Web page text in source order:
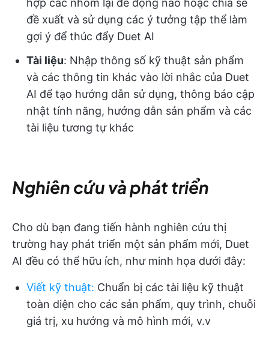
hợp các nhóm lại để động não hoặc chia sẻ
đề xuất và sử dụng các ý tưởng tập thể làm
gợi ý để thúc đẩy Duet AI
Tài liệu: Nhập thông số kỹ thuật sản phẩm
và các thông tin khác vào lời nhắc của Duet
AI để tạo hướng dẫn sử dụng, thông báo cập
nhật tính năng, hướng dẫn sản phẩm và các
tài liệu tương tự khác
Nghiên cứu và phát triển
Cho dù bạn đang tiến hành nghiên cứu thị
trường hay phát triển một sản phẩm mới, Duet
AI đều có thể hữu ích, như minh họa dưới đây:
Viết kỹ thuật: Chuẩn bị các tài liệu kỹ thuật
toàn diện cho các sản phẩm, quy trình, chuỗi
giá trị, xu hướng và mô hình mới, v.v